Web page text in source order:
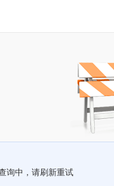
询中，请刷新重试